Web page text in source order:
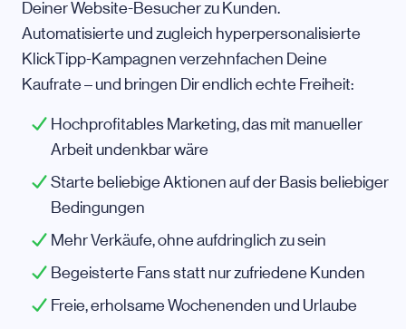
Deiner Website-Besucher zu Kunden.
Automatisierte und zugleich hyperpersonalisierte
KlickTipp-Kampagnen verzehnfachen Deine
Kaufrate – und bringen Dir endlich echte Freiheit:
Hochprofitables Marketing, das mit manueller
Arbeit undenkbar wäre
Starte beliebige Aktionen auf der Basis beliebiger
Bedingungen
Mehr Verkäufe, ohne aufdringlich zu sein
Begeisterte Fans statt nur zufriedene Kunden
Freie, erholsame Wochenenden und Urlaube